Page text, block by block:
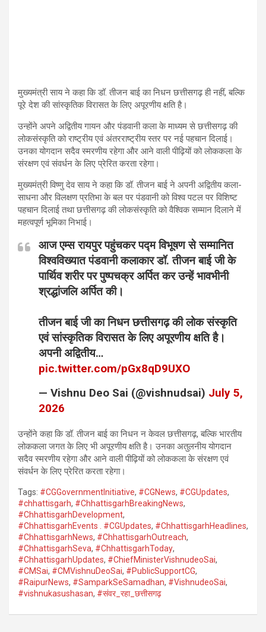
मुख्यमंत्री साय ने कहा कि डॉ. तीजन बाई का निधन छत्तीसगढ़ ही नहीं, बल्कि
पूरे देश की सांस्कृतिक विरासत के लिए अपूरणीय क्षति है।
उन्होंने अपने अद्वितीय गायन और पंडवानी कला के माध्यम से छत्तीसगढ़ की
लोकसंस्कृति को राष्ट्रीय एवं अंतरराष्ट्रीय स्तर पर नई पहचान दिलाई।
उनका योगदान सदैव स्मरणीय रहेगा और आने वाली पीढ़ियों को लोककला के
संरक्षण एवं संवर्धन के लिए प्रेरित करता रहेगा।
मुख्यमंत्री विष्णु देव साय ने कहा कि डॉ. तीजन बाई ने अपनी अद्वितीय कला-
साधना और विलक्षण प्रतिभा के बल पर पंडवानी को विश्व पटल पर विशिष्ट
पहचान दिलाई तथा छत्तीसगढ़ की लोकसंस्कृति को वैश्विक सम्मान दिलाने में
महत्वपूर्ण भूमिका निभाई।
आज एम्स रायपुर पहुंचकर पद्म विभूषण से सम्मानित
विश्वविख्यात पंडवानी कलाकार डॉ. तीजन बाई जी के
पार्थिव शरीर पर पुष्पचक्र अर्पित कर उन्हें भावभीनी
श्रद्धांजलि अर्पित की।
तीजन बाई जी का निधन छत्तीसगढ़ की लोक संस्कृति
एवं सांस्कृतिक विरासत के लिए अपूरणीय क्षति है।
अपनी अद्वितीय…
pic.twitter.com/pGx8qD9UXO
— Vishnu Deo Sai (@vishnudsai) July 5,
2026
उन्होंने कहा कि डॉ. तीजन बाई का निधन न केवल छत्तीसगढ़, बल्कि भारतीय
लोककला जगत के लिए भी अपूरणीय क्षति है। उनका अतुलनीय योगदान
सदैव स्मरणीय रहेगा और आने वाली पीढ़ियों को लोककला के संरक्षण एवं
संवर्धन के लिए प्रेरित करता रहेगा।
Tags: #CGGovernmentInitiative, #CGNews, #CGUpdates,
#chhattisgarh, #ChhattisgarhBreakingNews,
#ChhattisgarhDevelopment,
#ChhattisgarhEvents . #CGUpdates, #ChhattisgarhHeadlines,
#ChhattisgarhNews, #ChhattisgarhOutreach,
#ChhattisgarhSeva, #ChhattisgarhToday,
#ChhattisgarhUpdates, #ChiefMinisterVishnudeoSai,
#CMSai, #CMVishnuDeoSai, #PublicSupportCG,
#RaipurNews, #SamparkSeSamadhan, #VishnudeoSai,
#vishnukasushasan, #संवर_रहा_छत्तीसगढ़